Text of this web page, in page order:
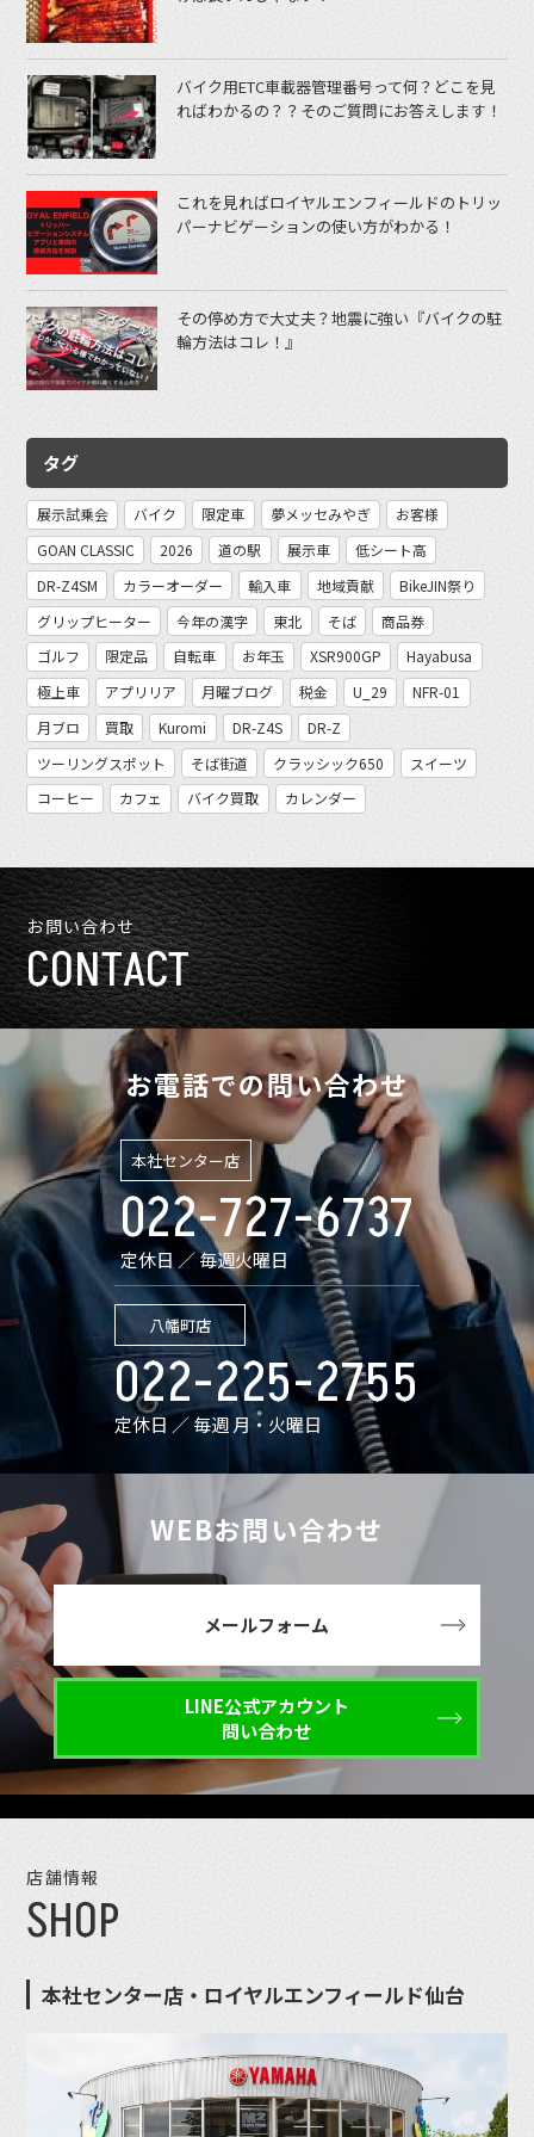
バイク用ETC車載器管理番号って何？どこを見
ればわかるの？？そのご質問にお答えします！
これを見ればロイヤルエンフィールドのトリッ
パーナビゲーションの使い方がわかる！
その停め方で大丈夫？地震に強い『バイクの駐
輪方法はコレ！』
タグ
展示試乗会 バイク 限定車 夢メッセみやぎ
お客様
GOAN CLASSIC
2026 道の駅 展示車
低シート高
DR-Z4SM
カラーオーダー 輸入車 地域貢献
BikeJIN祭り
グリップヒーター
今年の漢字 東北 そば
商品券
ゴルフ
限定品 自転車 お年玉 XSR900GP
Hayabusa
極上車
アプリリア 月曜ブログ 税金 U_29
NFR-01
月ブロ
買取 Kuromi DR-Z4S
DR-Z
ツーリングスポット
そば街道 クラッシック650
スイーツ
コーヒー
カフェ バイク買取 カレンダー
お問い合わせ
CONTACT
お電話での問い合わせ
本社センター店
022-727-6737
定休日 ／ 毎週火曜日
八幡町店
022-225-2755
定休日 ／ 毎週 月・火曜日
WEBお問い合わせ
メールフォーム
LINE公式アカウント
問い合わせ
店舗情報
SHOP
本社センター店・ロイヤルエンフィールド仙台